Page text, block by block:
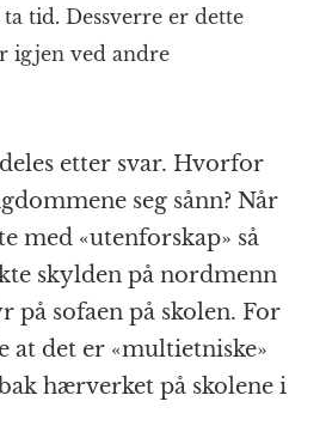
tid. Dessverre er dette
igjen ved andre
etter svar. Hvorfor
seg sånn? Når
med «utenforskap» så
skylden på nordmenn
på sofaen på skolen. For
at det er «multietniske»
hærverket på skolene i